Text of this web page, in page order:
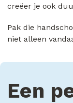
creëer je ook
Pak die
niet alleen
Een